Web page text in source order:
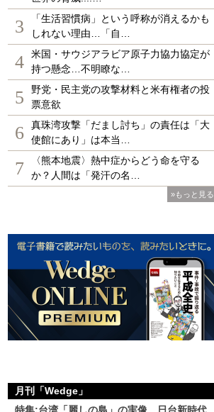
3
「生活習慣病」という呼称が消えるかも
しれない理由…「自…
4
米国・サウジアラビア原子力協力協定が
持つ懸念…不明瞭な…
5
野党・民主党の攻撃材料と米有権者の投
票意欲
6
真珠湾攻撃「だまし討ち」の責任は「大
使館にあり」は本当…
7
〈熊本地震〉熱中症からどう命を守る
か？人間は「発汗の名…
»もっと見る
月刊「Wedge」